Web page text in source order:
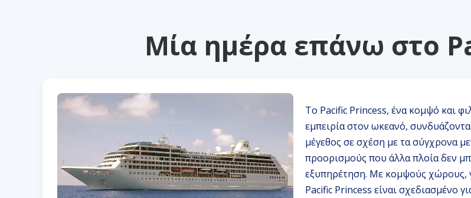
Μία ημέρα επάνω στο
Το Pacific Princess, ένα κομψό και
εμπειρία στον ωκεανό,
μέγεθος σε σχέση με τα σύγχρονα
προορισμούς που άλλα πλοία δεν
εξυπηρέτηση. Με κομψούς χώρους,
Pacific Princess είναι σχεδιασμένο